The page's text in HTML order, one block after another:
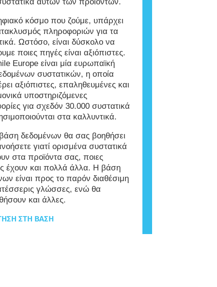
κόσμο που ζούμε, υπάρχει
πληροφοριών για τα
Ωστόσο, είναι δύσκολο να
ποιες πηγές είναι αξιόπιστες.
Europe είναι μία ευρωπαϊκή
συστατικών, η οποία
αξιόπιστες, επαληθευμένες και
υποστηριζόμενες
για σχεδόν 30.000 συστατικά
στα καλλυντικά.
δεδομένων θα σας βοηθήσει
γιατί ορισμένα συστατικά
στα προϊόντα σας, ποιες
έχουν και πολλά άλλα. Η βάση
είναι προς το παρόν διαθέσιμη
γλώσσες, ενώ θα
και άλλες.
ΣΤΗ ΒΆΣΗ